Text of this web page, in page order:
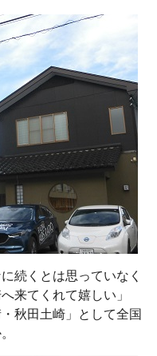
続くとは思っていなく
来てくれて嬉しい」
秋田土崎」として全国